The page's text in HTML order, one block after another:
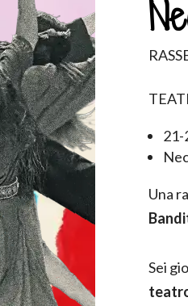
21-
Una
Sei